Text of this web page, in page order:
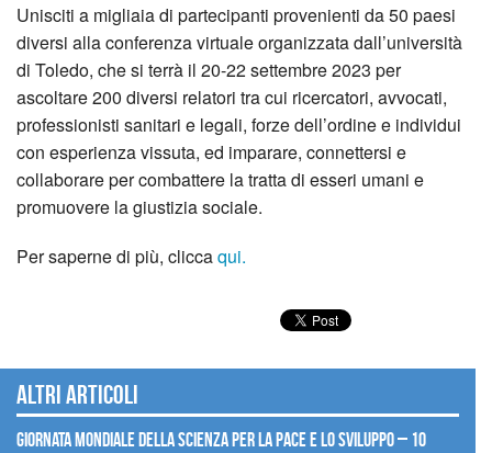
Unisciti a migliaia di partecipanti provenienti da 50 paesi
diversi alla conferenza virtuale organizzata dall’università
di Toledo, che si terrà il 20-22 settembre 2023 per
ascoltare 200 diversi relatori tra cui ricercatori, avvocati,
professionisti sanitari e legali, forze dell’ordine e individui
con esperienza vissuta, ed imparare, connettersi e
collaborare per combattere la tratta di esseri umani e
promuovere la giustizia sociale.
Per saperne di più, cliccaqui.
Altri articoli
Giornata mondiale della scienza per la pace e lo sviluppo – 10